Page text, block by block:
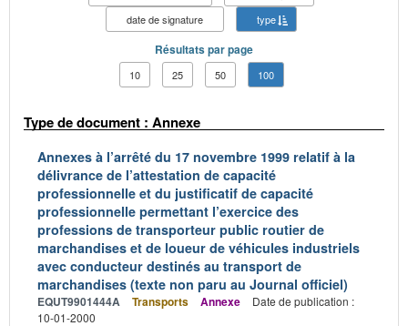
date de signature
type
Résultats par page
10 25 50 100
Type de document : Annexe
Annexes à l’arrêté du 17 novembre 1999 relatif à la
délivrance de l’attestation de capacité
professionnelle et du justificatif de capacité
professionnelle permettant l’exercice des
professions de transporteur public routier de
marchandises et de loueur de véhicules industriels
avec conducteur destinés au transport de
marchandises (texte non paru au Journal officiel)
EQUT9901444A Transports Annexe
Date de publication :
10-01-2000